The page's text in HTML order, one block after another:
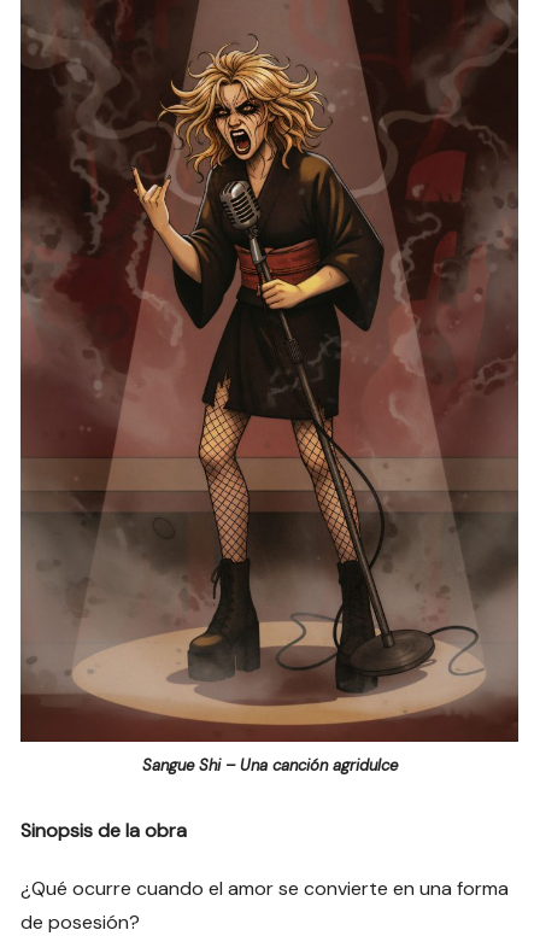
Sangue Shi – Una canción agridulce
Sinopsis de la obra
¿Qué ocurre cuando el amor se convierte en una forma
de posesión?